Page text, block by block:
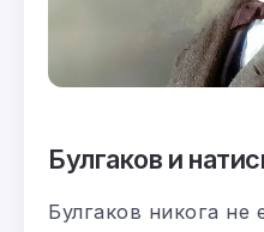
Булгаков и
Булгаков никога не